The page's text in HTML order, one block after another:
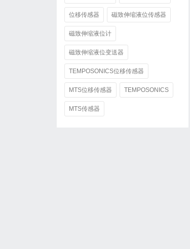
位移传感器 磁致伸缩液位传感器
磁致伸缩液位计
磁致伸缩液位变送器
TEMPOSONICS位移传感器
MTS位移传感器 TEMPOSONICS
MTS传感器